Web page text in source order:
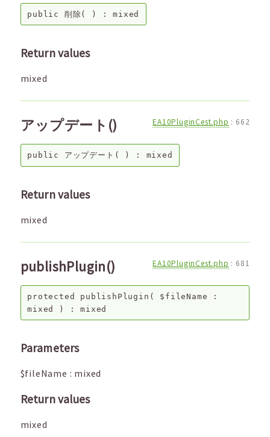
public 削除( ) :mixed
Return values
mixed
アップデート() EA10PluginCest.php : 662
public アップデート ( ) : mixed
Return values
mixed
publishPlugin() EA10PluginCest.php : 681
protected publishPlugin ( $fileName :
mixed
) :mixed
Parameters
$fileName : mixed
Return values
mixed